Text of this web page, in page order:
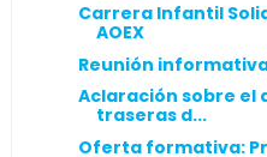
Carrera Infantil
AOEX
Reunión
Aclaración sobre el
traseras d...
Oferta formativa: